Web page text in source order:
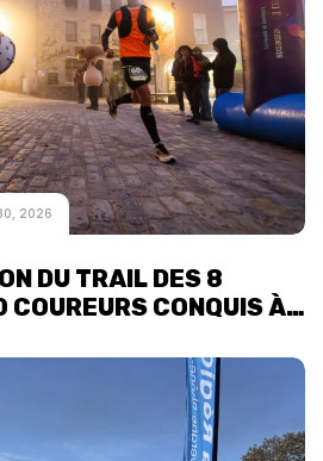
2026
DU TRAIL DES 8
CONQUIS À